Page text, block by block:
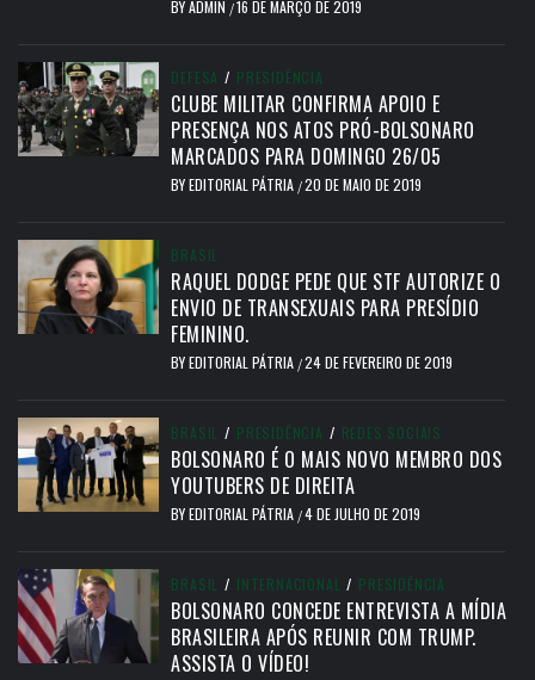
BYADMIN /16 DE MARÇO DE 2019
DEFESA / PRESIDÊNCIA
CLUBE MILITAR CONFIRMA APOIO E
PRESENÇA NOS ATOS PRÓ-BOLSONARO
MARCADOS PARA DOMINGO 26/05
BYEDITORIAL PÁTRIA /20 DE MAIO DE 2019
BRASIL
RAQUEL DODGE PEDE QUE STF AUTORIZE O
ENVIO DE TRANSEXUAIS PARA PRESÍDIO
FEMININO.
BYEDITORIAL PÁTRIA /24 DE FEVEREIRO DE 2019
BRASIL / PRESIDÊNCIA / REDES SOCIAIS
BOLSONARO É O MAIS NOVO MEMBRO DOS
YOUTUBERS DE DIREITA
BYEDITORIAL PÁTRIA /4 DE JULHO DE 2019
BRASIL / INTERNACIONAL / PRESIDÊNCIA
BOLSONARO CONCEDE ENTREVISTA A MÍDIA
BRASILEIRA APÓS REUNIR COM TRUMP.
ASSISTA O VÍDEO!